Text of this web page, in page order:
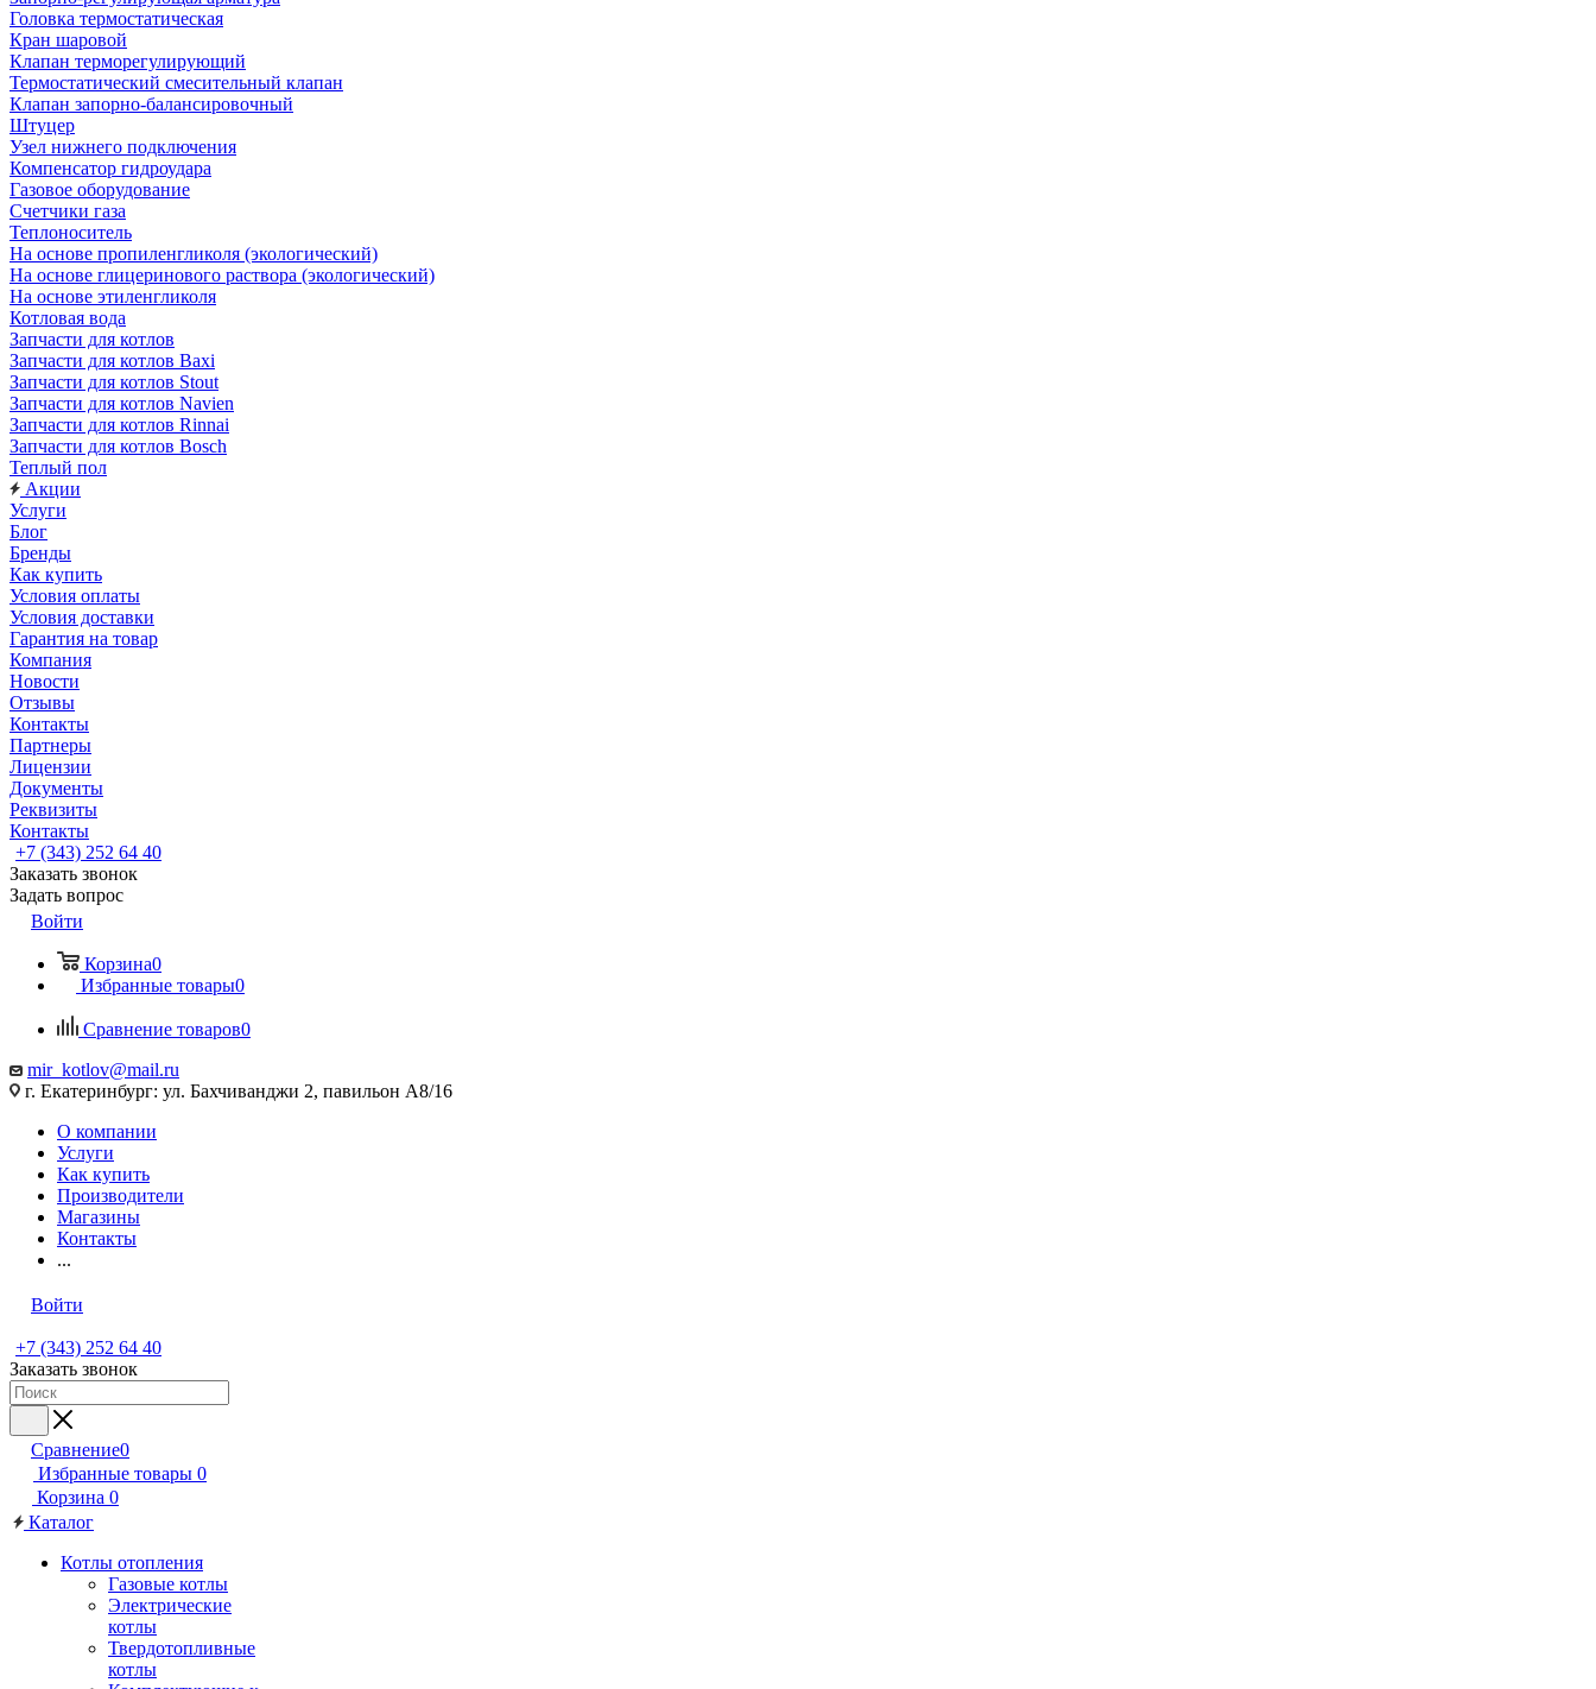
Головка термостатическая
Кран шаровой
Клапан терморегулирующий
Термостатический смесительный клапан
Клапан запорно-балансировочный
Штуцер
Узел нижнего подключения
Компенсатор гидроудара
Газовое оборудование
Счетчики газа
Теплоноситель
На основе пропиленгликоля (экологический)
На основе глицеринового раствора (экологический)
На основе этиленгликоля
Котловая вода
Запчасти для котлов
Запчасти для котлов Baxi
Запчасти для котлов Stout
Запчасти для котлов Navien
Запчасти для котлов Rinnai
Запчасти для котлов Bosch
Теплый пол
Акции
Услуги
Блог
Бренды
Как купить
Условия оплаты
Условия доставки
Гарантия на товар
Компания
Новости
Отзывы
Контакты
Партнеры
Лицензии
Документы
Реквизиты
Контакты
+7 (343) 252 64 40
Заказать звонок
Задать вопрос
Войти
Корзина0
Избранные товары0
Сравнение товаров0
mir_kotlov@mail.ru
г. Екатеринбург: ул. Бахчиванджи 2, павильон А8/16
О компании
Услуги
Как купить
Производители
Магазины
Контакты
...
Войти
+7 (343) 252 64 40
Заказать звонок
Сравнение0
Избранные товары 0
Корзина 0
Каталог
Котлы отопления
Газовые котлы
Электрические
котлы
Твердотопливные
котлы